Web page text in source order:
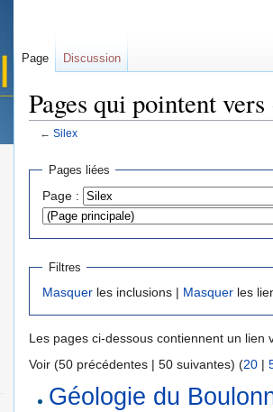
Pages qui pointent
← Silex
Pages liées
Page :
Filtres
Masquer les inclusions | Masquer les
Les pages ci-dessous contiennent un lien
Voir (50 précédentes | 50 suivantes) (20 |
Géologie du
Page Discussion